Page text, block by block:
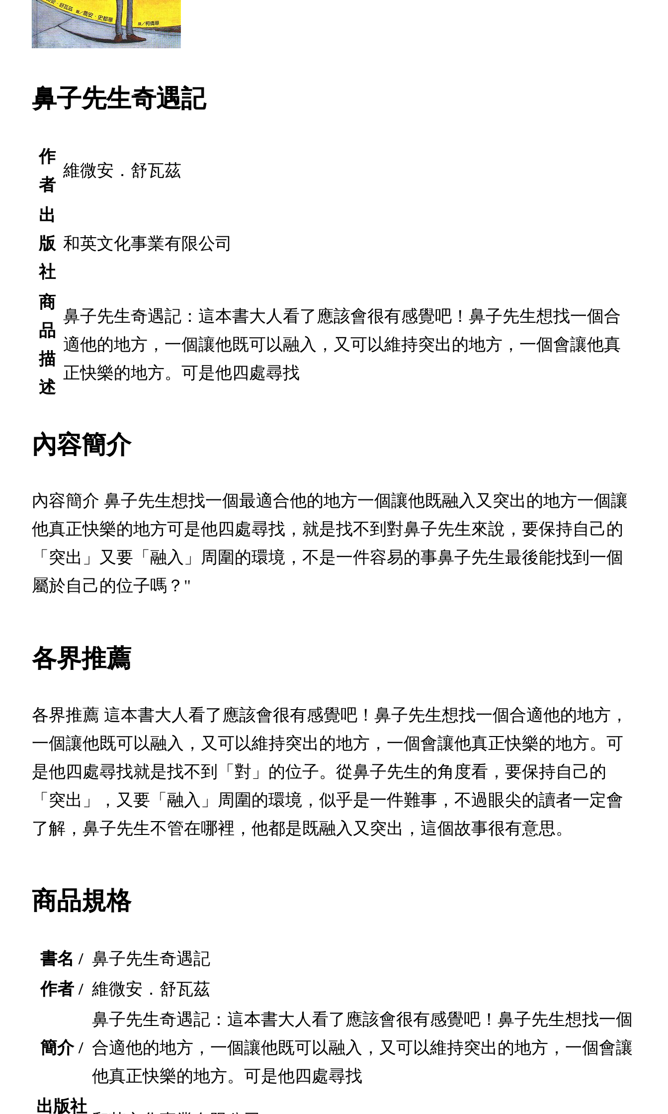
鼻子先生奇遇記
作
者
維微安．舒瓦茲
出
版
社
和英文化事業有限公司
商
品
描
述
鼻子先生奇遇記：這本書大人看了應該會很有感覺吧！鼻子先生想找一個合
適他的地方，一個讓他既可以融入，又可以維持突出的地方，一個會讓他真
正快樂的地方。可是他四處尋找
內容簡介
內容簡介 鼻子先生想找一個最適合他的地方一個讓他既融入又突出的地方一個讓
他真正快樂的地方可是他四處尋找，就是找不到對鼻子先生來說，要保持自己的
「突出」又要「融入」周圍的環境，不是一件容易的事鼻子先生最後能找到一個
屬於自己的位子嗎？"
各界推薦
各界推薦 這本書大人看了應該會很有感覺吧！鼻子先生想找一個合適他的地方，
一個讓他既可以融入，又可以維持突出的地方，一個會讓他真正快樂的地方。可
是他四處尋找就是找不到「對」的位子。從鼻子先生的角度看，要保持自己的
「突出」，又要「融入」周圍的環境，似乎是一件難事，不過眼尖的讀者一定會
了解，鼻子先生不管在哪裡，他都是既融入又突出，這個故事很有意思。
商品規格
書名 / 鼻子先生奇遇記
作者 / 維微安．舒瓦茲
簡介 /
鼻子先生奇遇記：這本書大人看了應該會很有感覺吧！鼻子先生想找一個
合適他的地方，一個讓他既可以融入，又可以維持突出的地方，一個會讓
他真正快樂的地方。可是他四處尋找
出版社